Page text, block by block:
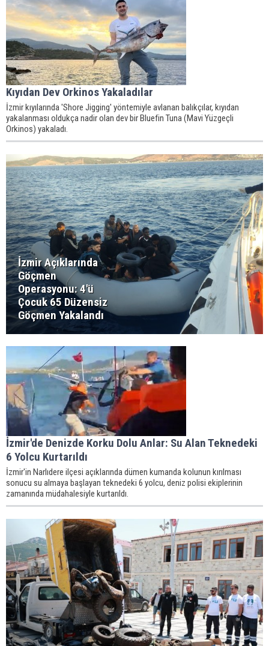
Kıyıdan Dev Orkinos Yakaladılar
İzmir kıyılarında 'Shore Jigging' yöntemiyle avlanan balıkçılar, kıyıdan
yakalanması oldukça nadir olan dev bir Bluefin Tuna (Mavi Yüzgeçli
Orkinos) yakaladı.
İzmir Açıklarında
Göçmen
Operasyonu: 4'ü
Çocuk 65 Düzensiz
Göçmen Yakalandı
İzmir'de Denizde Korku Dolu Anlar: Su Alan Teknedeki
6 Yolcu Kurtarıldı
İzmir'in Narlıdere ilçesi açıklarında dümen kumanda kolunun kırılması
sonucu su almaya başlayan teknedeki 6 yolcu, deniz polisi ekiplerinin
zamanında müdahalesiyle kurtarıldı.